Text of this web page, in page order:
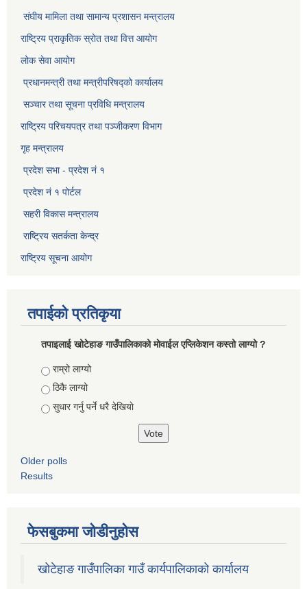
संघीय मामिला तथा सामान्य प्रशासन मन्त्रालय
राष्ट्रिय प्राकृतिक स्राेत तथा वित्त आयोग
लोक सेवा आयोग
प्रधानमन्त्री तथा मन्त्रीपरिषद्को कार्यालय
सञ्‍चार तथा सूचना प्रविधि मन्त्रालय
राष्ट्रिय परिचयपत्र तथा पञ्जीकरण विभाग​
गृह मन्त्रालय
प्रदेश सभा - प्रदेश नं १
प्रदेश नं १ पोर्टल
सहरी विकास मन्त्रालय
राष्ट्रिय सतर्कता केन्द्र
राष्ट्रिय सूचना आयोग
तपाईको प्रतिकृया
तपाइलाई खोटेहाङ गाउँपालिकाको माेवाईल एप्लिकेशन कस्तो लाग्यो ?
Choices
राम्रो लाग्यो
ठिकै लाग्यो
सुधार गर्नु पर्ने धरै देखियाे
Older polls
Results
फेसबुकमा जोडीनुहोस
खोटेहाङ गाउँपालिका गाउँ कार्यपालिकाको कार्यालय